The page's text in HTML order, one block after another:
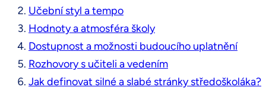
Učební styl a tempo
Hodnoty a atmosféra školy
Dostupnost a možnosti budoucího uplatnění
Rozhovory s učiteli a vedením
Jak definovat silné a slabé stránky středoškoláka?